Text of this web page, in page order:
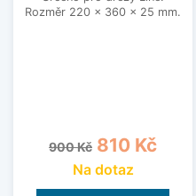
Rozměr 220 x 360 x 25 mm.
Běžná cena
900 Kč Cena
810 Kč
Na dotaz